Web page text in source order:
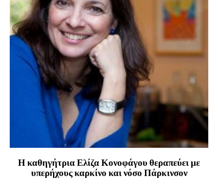
Η καθηγήτρια Ελίζα Κονοφάγου θεραπεύει με
υπερήχους καρκίνο και νόσο Πάρκινσον